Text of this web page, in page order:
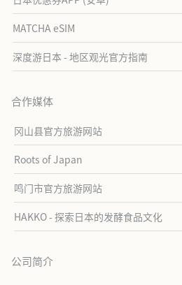
MATCHA eSIM
深度游日本 - 地区观光官方指南
合作媒体
冈山县官方旅游网站
Roots of Japan
鸣门市官方旅游网站
HAKKO - 探索日本的发酵食品文化
公司简介